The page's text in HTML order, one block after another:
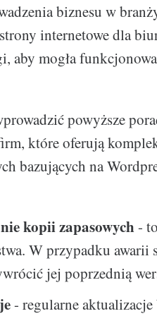
biznesu w
internetowe dla
aby mogła
powyższe
które oferują
bazujących na
kopii zapasowych -
W przypadku
jej poprzednią
- regularne